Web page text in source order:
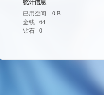
统计信息
已用空间
0 B
金钱
64
钻石
0